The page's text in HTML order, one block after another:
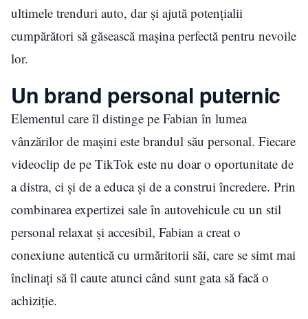
ultimele trenduri auto, dar și ajută potențialii
cumpărători să găsească mașina perfectă pentru nevoile
lor.
Un brand personal puternic
Elementul care îl distinge pe Fabian în lumea
vânzărilor de mașini este brandul său personal. Fiecare
videoclip de pe TikTok este nu doar o oportunitate de
a distra, ci și de a educa și de a construi încredere. Prin
combinarea expertizei sale în autovehicule cu un stil
personal relaxat și accesibil, Fabian a creat o
conexiune autentică cu urmăritorii săi, care se simt mai
înclinați să îl caute atunci când sunt gata să facă o
achiziție.